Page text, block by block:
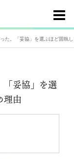
た。「妥協」を選ぶほど固執
「妥協」を選
理由